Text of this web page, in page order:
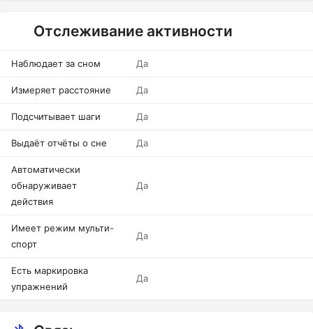
Отслеживание активности
Наблюдает за сном Да
Измеряет расстояние Да
Подсчитывает шаги Да
Выдаёт отчёты о сне Да
Автоматически
обнаруживает
действия
Да
Имеет режим мульти-
спорт
Да
Есть маркировка
упражнений
Да